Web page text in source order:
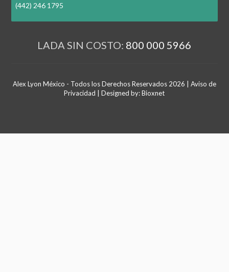
(442) 246 1795
LADA SIN COSTO: 800 000 5966
Alex Lyon México - Todos los Derechos Reservados 2026 | Aviso de
Privacidad | Designed by:Bioxnet